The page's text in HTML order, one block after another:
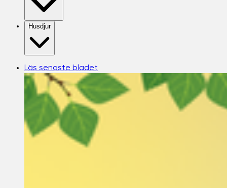
Husdjur
Läs senaste bladet